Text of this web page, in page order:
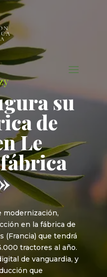
su
de
Le
modernización,
en la fábrica de
(Francia) que tendrá
tractores al año.
de vanguardia, y
que